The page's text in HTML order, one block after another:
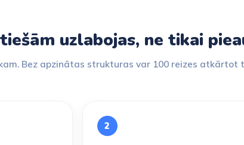
uzlabojas, ne tikai
Bez apzinātas strukturas var 100 reizes atkārtot
2